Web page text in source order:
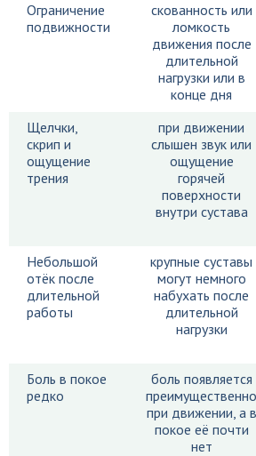
Ограничение
подвижности
скованность или
ломкость
движения после
длительной
нагрузки или в
конце дня
Щелчки,
скрип и
ощущение
трения
при движении
слышен звук или
ощущение
горячей
поверхности
внутри сустава
Небольшой
отёк после
длительной
работы
крупные суставы
могут немного
набухать после
длительной
нагрузки
Боль в покое
редко
боль появляется
преимущественно
при движении, а в
покое её почти
нет